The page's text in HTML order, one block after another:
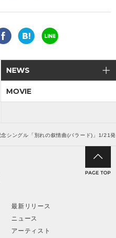
NEWS
MOVIE
シングル「別れの叙情曲(バラード)」1/21
最新リリース
ニュース
アーティスト